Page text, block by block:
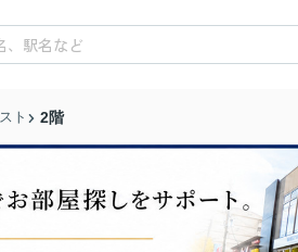
ト 2階